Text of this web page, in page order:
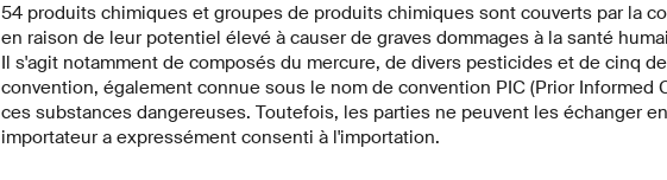
54 produits chimiques et groupes de produits chimiques sont couverts par la
en raison de leur potentiel élevé à causer de graves dommages à la santé
Il s'agit notamment de composés du mercure, de divers pesticides et de cinq
convention, également connue sous le nom de convention PIC (Prior Informed
ces substances dangereuses. Toutefois, les parties ne peuvent les échanger
importateur a expressément consenti à l'importation.